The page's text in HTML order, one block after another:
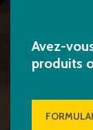
Avez-
produits